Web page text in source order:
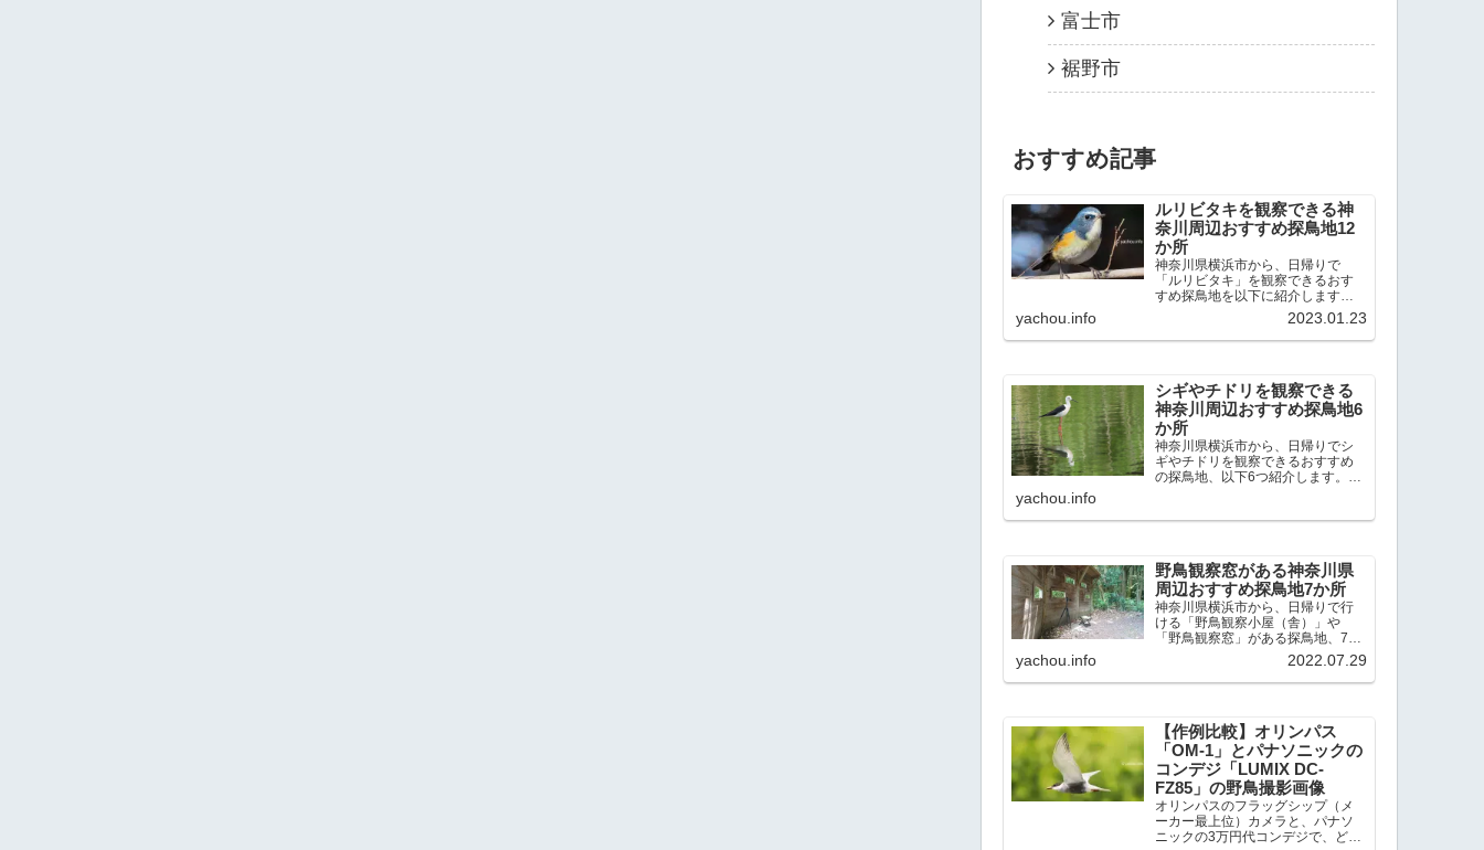
富士市
裾野市
おすすめ記事
ルリビタキを観察できる神
奈川周辺おすすめ探鳥地12
か所
神奈川県横浜市から、日帰りで
「ルリビタキ」を観察できるおす
すめ探鳥地を以下に紹介します。
これまで80か所近くの探鳥地を訪
れ、手応えを感じた場所です。以
下、★ が多いほど観察しやすく、
yachou.info 2023.01.23
シギやチドリを観察できる
神奈川周辺おすすめ探鳥地6
か所
神奈川県横浜市から、日帰りでシ
ギやチドリを観察できるおすすめ
の探鳥地、以下6つ紹介します。こ
感じた探鳥地です。ふなばし三番
yachou.info
野鳥観察窓がある神奈川県
周辺おすすめ探鳥地7か所
神奈川県横浜市から、日帰りで行
ける「野鳥観察小屋（舎）」や
「野鳥観察窓」がある探鳥地、7か
所を紹介します。どこもオススメ
の探鳥地です。実際に訪れてみる
と、野山にいる野鳥、海や湖にい
yachou.info 2022.07.29
【作例比較】オリンパス
「OM-1」とパナソニックの
コンデジ「LUMIX DC-
FZ85」の野鳥撮影画像
オリンパスのフラッグシップ（メ
ーカー最上位）カメラと、パナソ
ニックの3万円代コンデジで、どの